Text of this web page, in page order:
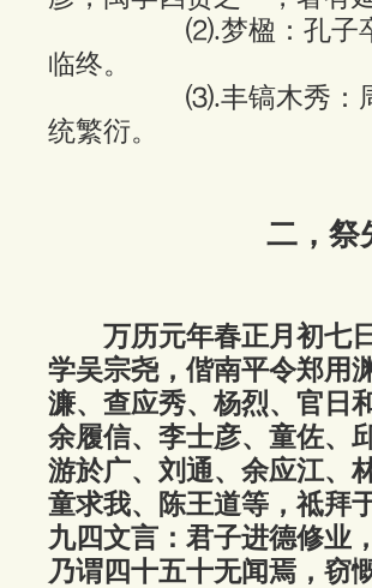
⑵.梦楹：孔子卒前
临终。
⑶.丰镐木秀：周文
统繁衍。
二，祭
万历元年春正月初七
学吴宗尧，偕南平令郑用
濂、查应秀、杨烈、官日
余履信、李士彦、童佐、
游於广、刘通、余应江、
童求我、陈王道等，祗拜
九四文言：君子进德修业
乃谓四十五十无闻焉，窃